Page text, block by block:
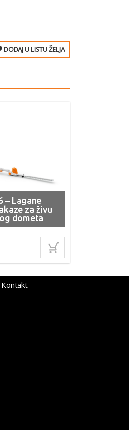
DODAJ U LISTU ŽELJA
– Lagane
za živu
dometa
Kontakt